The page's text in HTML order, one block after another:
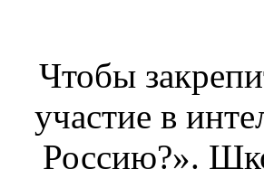
Чтобы
участие в
Россию?».